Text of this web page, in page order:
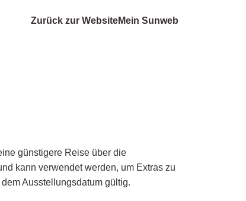
Zurück zur WebsiteMein Sunweb
günstigere Reise über die
kann verwendet werden, um Extras zu
Ausstellungsdatum gültig.